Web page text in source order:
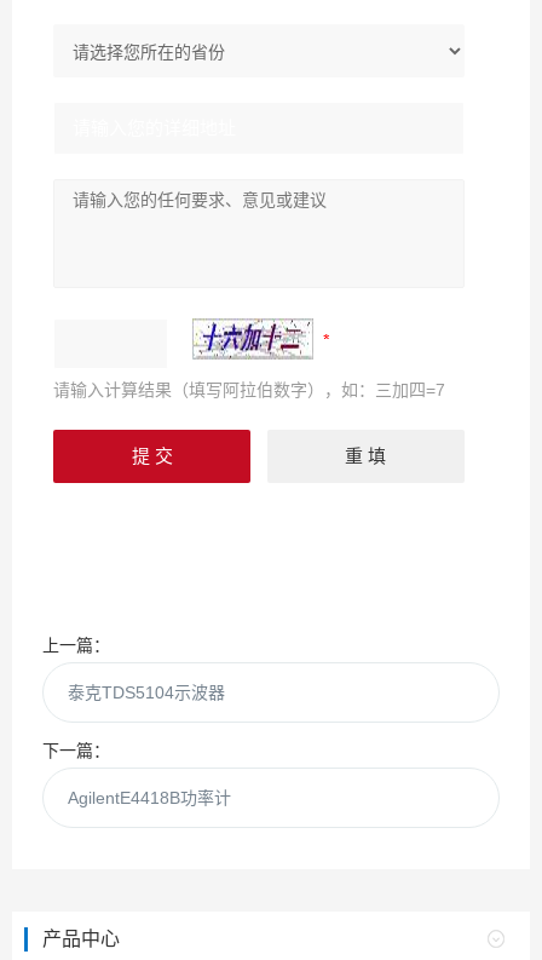
请输入计算结果（填写阿拉伯数字），如：三加四=7
上一篇：
泰克TDS5104示波器
下一篇：
AgilentE4418B功率计
产品中心